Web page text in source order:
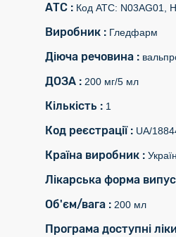
АТС : Код АТС: N03AG01,
Виробник : Гледфарм
Діюча речовина :
ДОЗА : 200 мг/5 мл
Кількість : 1
Код реєстрації : UA/
Країна виробник :
Лікарська форма
Об'єм/вага : 200 мл
Програма доступні